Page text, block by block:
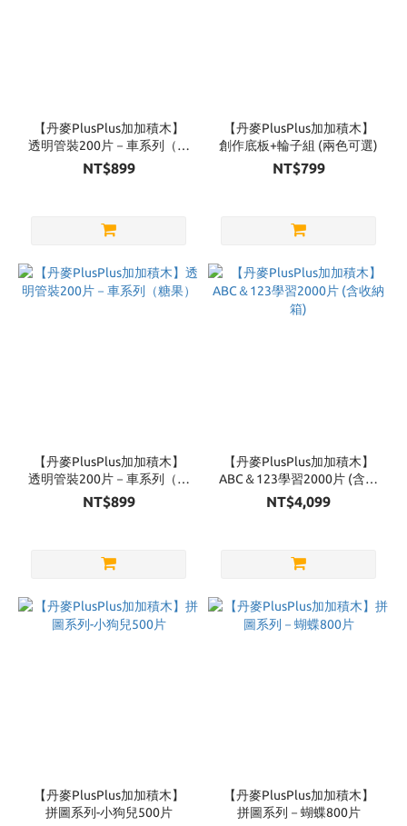
【丹麥PlusPlus加加積木】
透明管裝200片－車系列（火
焰）
NT$899
【丹麥PlusPlus加加積木】
創作底板+輪子組 (兩色可選)
NT$799
【丹麥PlusPlus加加積木】
透明管裝200片－車系列（糖
果）
NT$899
【丹麥PlusPlus加加積木】
ABC＆123學習2000片 (含收
納箱)
NT$4,099
【丹麥PlusPlus加加積木】
拼圖系列-小狗兒500片
【丹麥PlusPlus加加積木】
拼圖系列－蝴蝶800片